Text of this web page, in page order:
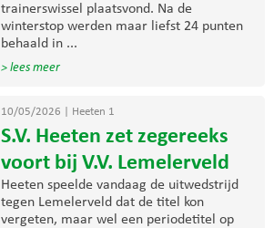
trainerswissel plaatsvond. Na de
winterstop werden maar liefst 24 punten
behaald in ...
> lees meer
10/05/2026 Heeten 1
S.V. Heeten zet zegereeks
voort bij V.V. Lemelerveld
Heeten speelde vandaag de uitwedstrijd
tegen Lemelerveld dat de titel kon
vergeten, maar wel een periodetitel op